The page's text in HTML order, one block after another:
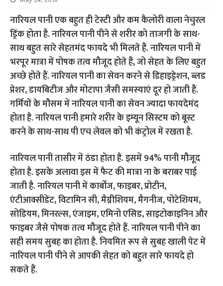
नारियल पानी एक बहुत ही टेस्टी और कम कैलोरी वाला नेचुरल
ड्रिंक होता है. नारियल पानी पीने से शरीर को ताजगी के साथ-
साथ बहुत सारे सेहतमंद फायदे भी मिलते हैं. नारियल पानी में
भरपूर मात्रा में पोषक तत्व मौजूद होते हैं, जो सेहत के लिए बहुत
अच्छे होते हैं. नारियल पानी का सेवन करने से डिहाइड्रेशन, ब्लड
प्रेशर, डायबिटीज और मोटापा जैसी समस्याएं दूर हो जाती हैं.
गर्मियों के मौसम में नारियल पानी का सेवन ज्यादा फायदेमंद
होता है. नारियल पानी हमारे शरीर के इम्यून सिस्टम को बूस्ट
करने के साथ-साथ पी एच लेवल को भी कंट्रोल में रखता है.
नारियल पानी तासीर में ठंडा होता है. इसमें 94% पानी मौजूद
होता है. इसके अलावा इस में फैट की मात्रा ना के बराबर पाई
जाती है. नारियल पानी में कार्बोज, फाइबर, प्रोटीन,
एंटीआक्सीडेंट, विटामिन सी, मैग्नीशियम, मैगनीज, पोटेशियम,
सोडियम, मिनरल्स, एंजाइम, एमिनो एसिड, साइटोकाइनिन और
फाइबर जैसे पोषक तत्व मौजूद होते हैं. नारियल पानी पीने का
सही समय सुबह का होता है. नियमित रूप से सुबह खाली पेट में
नारियल पानी पीने से आपकी सेहत को बहुत सारे फायदे हो
सकते हैं.